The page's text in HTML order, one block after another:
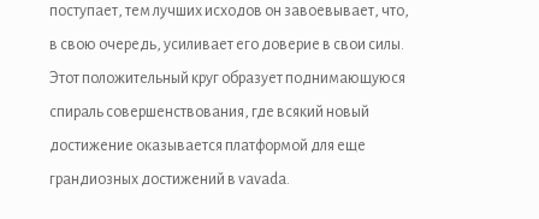
поступает, тем лучших исходов он завоевывает, что,
в свою очередь, усиливает его доверие в свои силы.
Этот положительный круг образует поднимающуюся
спираль совершенствования, где всякий новый
достижение оказывается платформой для еще
грандиозных достижений в vavada.